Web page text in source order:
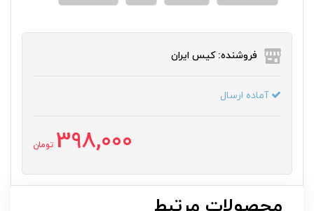
فروشنده: کیس ایران
آماده ارسال
398,000 تومان